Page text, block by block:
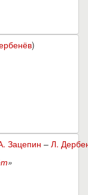
)
Зацепин – Л.
»